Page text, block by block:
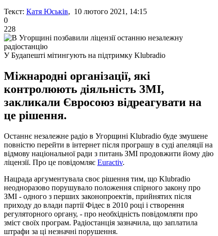
Текст: Катя Юськів, 10 лютого 2021, 14:15
0
228
У Будапешті мітингують на підтримку Klubradio
Міжнародні організації, які
контролюють діяльність ЗМІ,
закликали Євросоюз відреагувати на
це рішення.
Останнє незалежне радіо в Угорщині Klubradio буде змушене
повністю перейти в інтернет після програшу в суді апеляції на
відмову національної ради з питань ЗМІ продовжити йому дію
ліцензії. Про це повідомляє Euractiv.
Нацрада аргументувала своє рішення тим, що Klubradio
неодноразово порушувало положення спірного закону про
ЗМІ - одного з перших законопроектів, прийнятих після
приходу до влади партії Фідес в 2010 році і створення
регуляторного органу, - про необхідність повідомляти про
зміст своїх програм. Радіостанція зазначила, що заплатила
штрафи за ці незначні порушення.